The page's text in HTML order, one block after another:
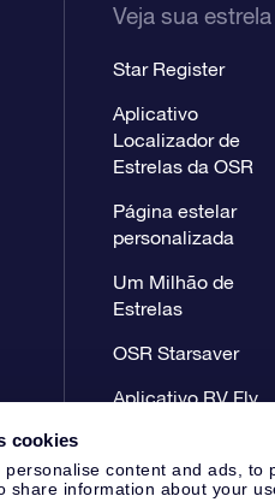
cookies
personalise content and ads,
share information about your
Veja sua estrela
Star Register
Aplicativo
Localizador de
Estrelas da OSR
Página estelar
personalizada
Um Milhão de
Estrelas
OSR Starsaver
Aplicativo RV Fly